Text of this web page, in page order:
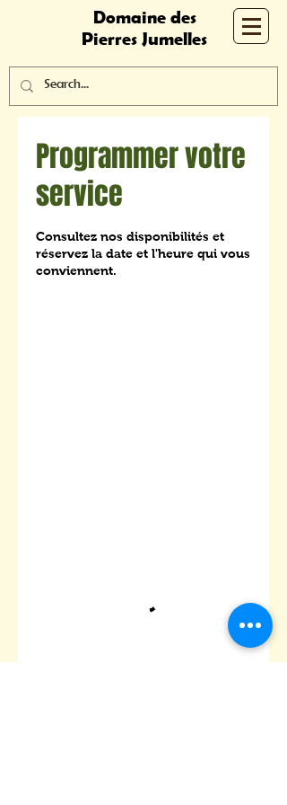
Domaine des
Pierres Jumelles
Programmer votre
service
Consultez nos disponibilités et
réservez la date et l'heure qui vous
conviennent.